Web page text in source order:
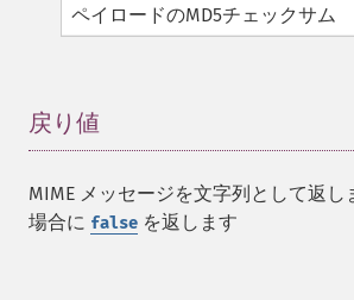
ペイロードのMD5チェックサム
戻り値
MIME メッセージを文字列として返し
場合に false を返します